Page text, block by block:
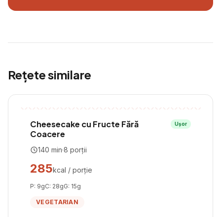
Rețete similare
Cheesecake cu Fructe Fără
Coacere
Ușor
140 min·8 porții
285kcal / porție
P: 9gC: 28gG: 15g
VEGETARIAN